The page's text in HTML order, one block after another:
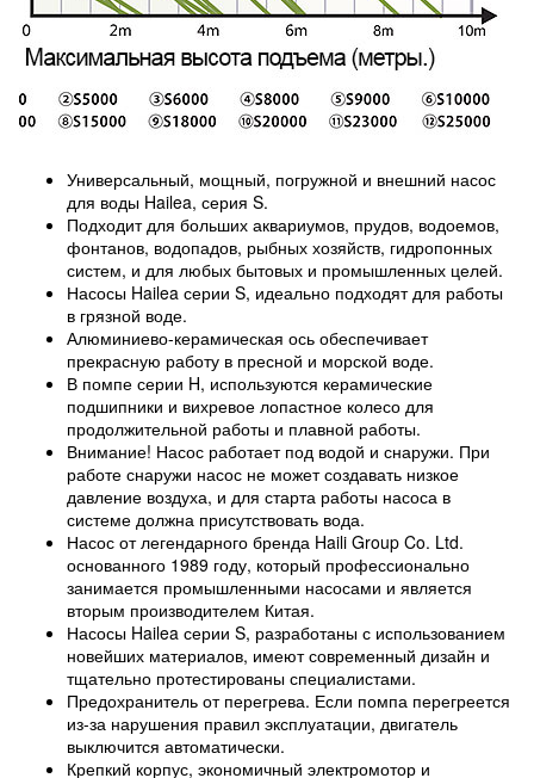
Универсальный, мощный, погружной и внешний насос
для воды Hailea, серия S.
Подходит для больших аквариумов, прудов, водоемов,
фонтанов, водопадов, рыбных хозяйств, гидропонных
систем, и для любых бытовых и промышленных целей.
Насосы Hailea серии S, идеально подходят для работы
в грязной воде.
Алюминиево-керамическая ось обеспечивает
прекрасную работу в пресной и морской воде.
В помпе серии H, используются керамические
подшипники и вихревое лопастное колесо для
продолжительной работы и плавной работы.
Внимание! Насос работает под водой и снаружи. При
работе снаружи насос не может создавать низкое
давление воздуха, и для старта работы насоса в
системе должна присутствовать вода.
Насос от легендарного бренда Haili Group Co. Ltd.
основанного 1989 году, который профессионально
занимается промышленными насосами и является
вторым производителем Китая.
Насосы Hailea серии S, разработаны с использованием
новейших материалов, имеют современный дизайн и
тщательно протестированы специалистами.
Предохранитель от перегрева. Если помпа перегреется
из-за нарушения правил эксплуатации, двигатель
выключится автоматически.
Крепкий корпус, экономичный электромотор и